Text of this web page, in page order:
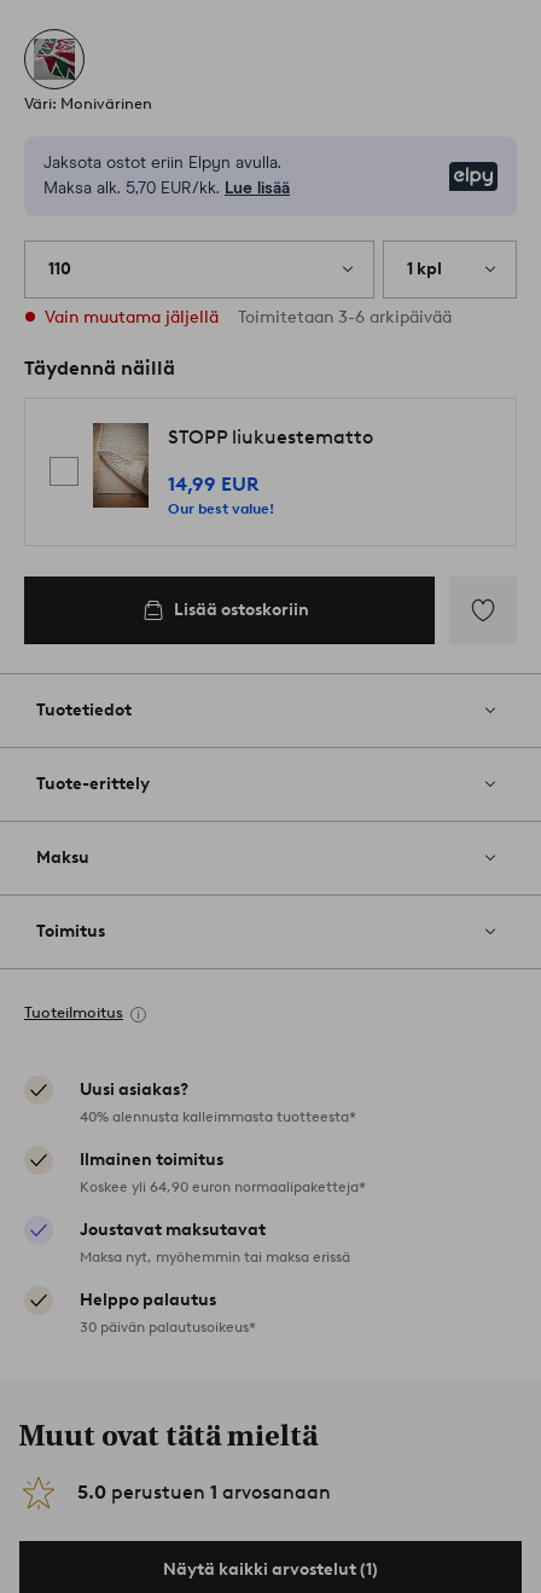
Väri: Monivärinen
Jaksota ostot eriin Elpyn avulla.
Maksa alk. 5,70 EUR/kk. Lue lisää
110 1 kpl
Vain muutama jäljellä Toimitetaan 3-6 arkipäivää
Täydennä näillä
STOPP liukuestematto
14,99 EUR
Our best value!
Lisää ostoskoriin
Tuotetiedot
Tuote-erittely
Maksu
Toimitus
Tuoteilmoitus
Uusi asiakas?
40% alennusta kalleimmasta tuotteesta*
Ilmainen toimitus
Koskee yli 64,90 euron normaalipaketteja*
Joustavat maksutavat
Maksa nyt, myöhemmin tai maksa erissä
Helppo palautus
30 päivän palautusoikeus*
Muut ovat tätä mieltä
5.0 perustuen 1 arvosanaan
Näytä kaikki arvostelut (1)